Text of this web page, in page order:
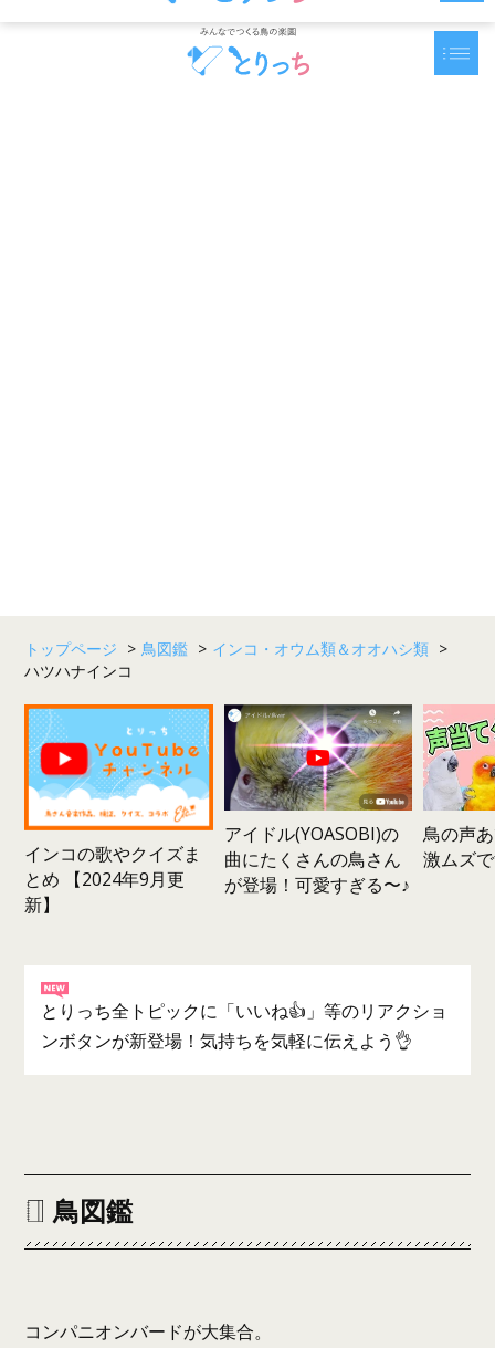
トップページ > 鳥図鑑 > インコ・オウム類＆オオハシ類 >
ハツハナインコ
インコの歌やクイズま
とめ 【2024年9月更
新】
アイドル(YOASOBI)の
曲にたくさんの鳥さん
が登場！可愛すぎる〜♪
鳥の声
激ムズ
とりっち全トピックに「いいね👍」等のリアクショ
ンボタンが新登場！気持ちを気軽に伝えよう👌
鳥図鑑
コンパニオンバードが大集合。